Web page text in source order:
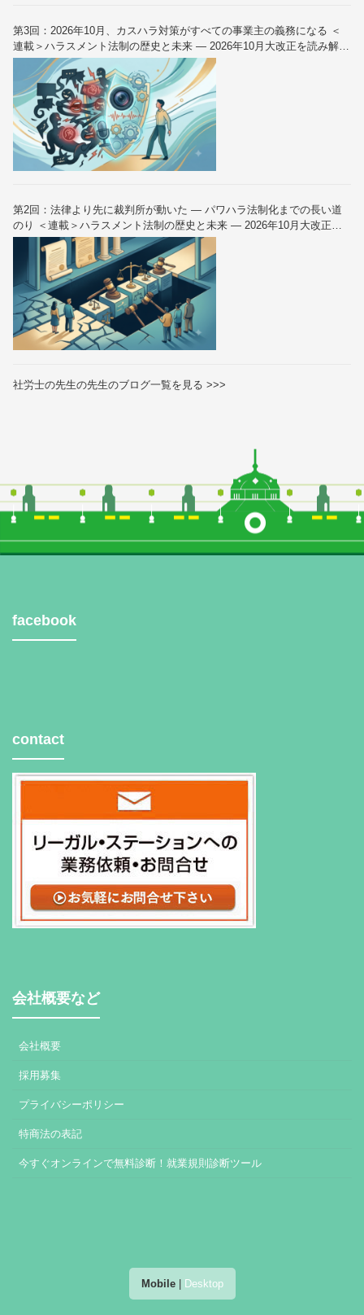
第3回：2026年10月、カスハラ対策がすべての事業主の義務になる ＜
連載＞ハラスメント法制の歴史と未来 — 2026年10月大改正を読み解く
（全6回）
第2回：法律より先に裁判所が動いた — パワハラ法制化までの長い道
のり ＜連載＞ハラスメント法制の歴史と未来 — 2026年10月大改正を
読み解く（全6回）
社労士の先生の先生のブログ一覧を見る >>>
facebook
contact
会社概要など
会社概要
採用募集
プライバシーポリシー
特商法の表記
今すぐオンラインで無料診断！就業規則診断ツール
Mobile| Desktop